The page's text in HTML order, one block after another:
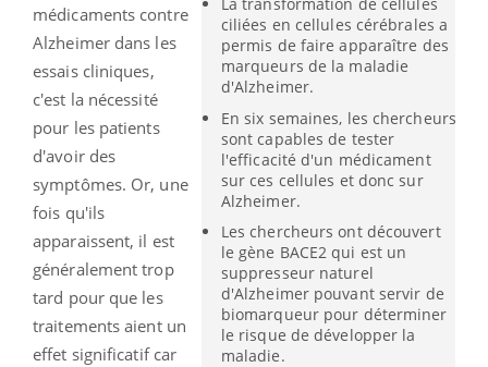
La transformation de cellules
ciliées en cellules cérébrales a
permis de faire apparaître des
marqueurs de la maladie
d'Alzheimer.
En six semaines, les chercheurs
sont capables de tester
l'efficacité d'un médicament
sur ces cellules et donc sur
Alzheimer.
Les chercheurs ont découvert
le gène BACE2 qui est un
suppresseur naturel
d'Alzheimer pouvant servir de
biomarqueur pour déterminer
le risque de développer la
maladie.
médicaments contre
Alzheimer dans les
essais cliniques,
c'est la nécessité
pour les patients
d'avoir des
symptômes. Or, une
fois qu'ils
apparaissent, il est
généralement trop
tard pour que les
traitements aient un
effet significatif car